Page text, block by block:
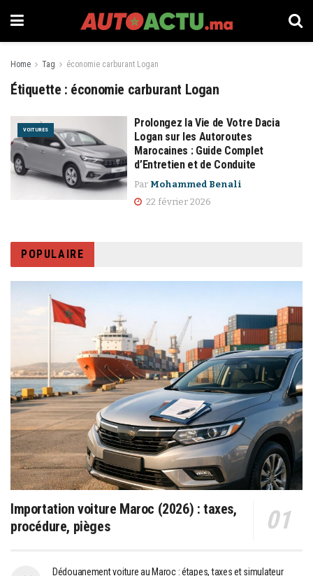
Home Tag économie carburant Logan
Étiquette : économie carburant Logan
VOITURES
Prolongez la Vie de Votre Dacia
Logan sur les Autoroutes
Marocaines : Guide Complet
d’Entretien et de Conduite
Par Mohammed Benali
22 février 2026
POPULAIRE
Importation voiture Maroc (2026) : taxes,
procédure, pièges
Dédouanement voiture au Maroc : étapes, taxes et simulateur